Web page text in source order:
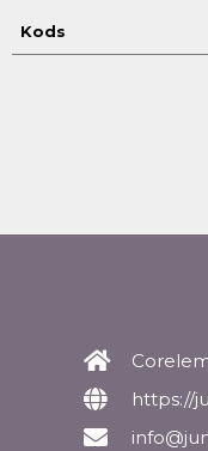
Kods
https://